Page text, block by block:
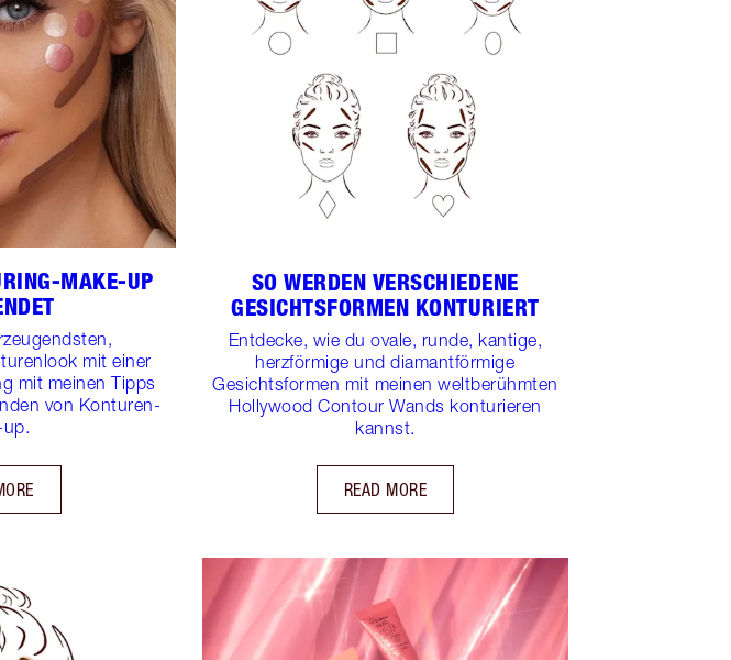
MAKE-UP
mit einer
mit meinen Tipps
von Konturen-
up.
SO WERDEN VERSCHIEDENE
GESICHTSFORMEN KONTURIERT
Entdecke, wie du ovale, runde, kantige,
herzförmige und diamantförmige
Gesichtsformen mit meinen weltberühmten
Hollywood Contour Wands konturieren
kannst.
READ MORE